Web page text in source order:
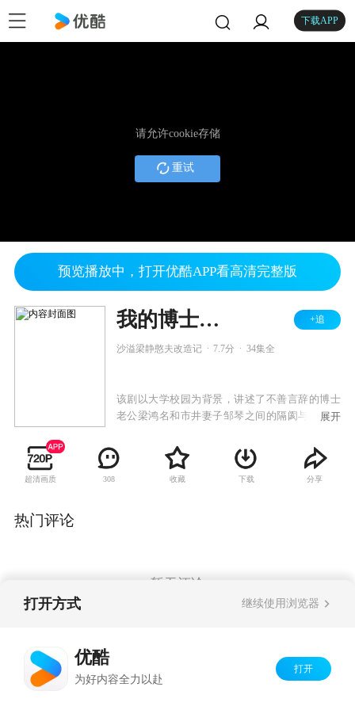
下载APP
请允许cookie存储
重试
预览播放中，打开优酷APP看高清完整版
我的博士老公 +追
沙溢梁静憨夫改造记 7.7分 34集全
该剧以大学校园为背景，讲述了不善言辞的博士
老公梁鸿名和市井妻子邹琴之间的隔阂与爱情故
人情网络中备受排挤的“囧”博士，是一个回到家
面对柴米油盐世俗攀比的“窘”老公。他在精神境
界和柴米油盐的琐碎生活之间挣扎，并与精明市
展开
超清画质 308 收藏 下载 分享
热门评论
暂无评论
打开方式 继续使用浏览器
优酷
为好内容全力以赴
打开